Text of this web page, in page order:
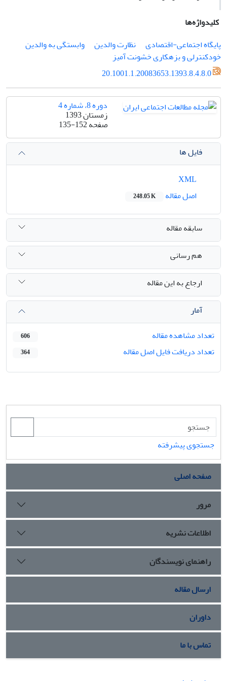
کلیدواژه‌ها
پایگاه اجتماعی-اقتصادی
نظارت والدین
وابستگی به والدین
خودکنترلی و بزهکاری خشونت آمیز
20.1001.1.20083653.1393.8.4.8.0
دوره 8، شماره 4
زمستان 1393
صفحه135-152
فایل ها
اصل مقاله
248.05 K
سابقه مقاله
هم رسانی
ارجاع به این مقاله
آمار
تعداد مشاهده مقاله
606
تعداد دریافت فایل اصل مقاله 364
جستجوی پیشرفته
صفحه اصلی
مرور
اطلاعات نشریه
راهنمای نویسندگان
ارسال مقاله
داوران
تماس با ما